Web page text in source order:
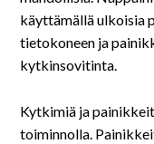
käyttämällä ulkoisia
tietokoneen ja
kytkinsovitinta.
Kytkimiä ja
toiminnolla.